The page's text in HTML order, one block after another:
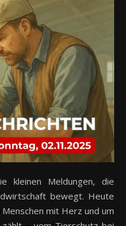
bewegt. Heute
mit Herz und um